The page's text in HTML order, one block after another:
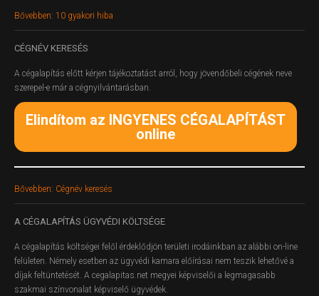
Bővebben: 10 gyakori hiba
CÉGNÉV KERESÉS
A cégalapítás előtt kérjen tájékoztatást arról, hogy jövendőbeli cégének neve
szerepel-e már a cégnyilvántarásban.
Elindítom az INGYENES CÉGALAPÍTÁST
online
Bővebben: Cégnév keresés
A CÉGALAPÍTÁS ÜGYVÉDI KÖLTSÉGE
A cégalapítás költségei felől érdeklődjön területi irodáinkban az alábbi on-line
felületen. Némely esetben az ügyvédi kamara előírásai nem teszik lehetővé a
díjak feltüntetését. A cegalapitas.net megyei képviselői a legmagasabb
szakmai színvonalat képviselő ügyvédek.